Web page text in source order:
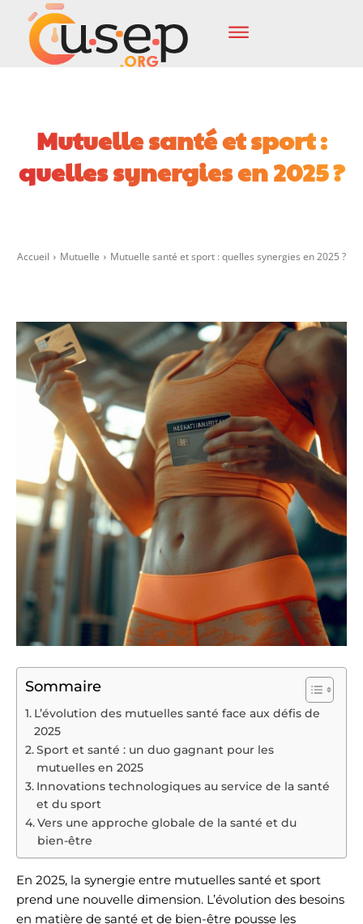
Mutuelle santé et sport :
quelles synergies en 2025 ?
Accueil Mutuelle Mutuelle santé et sport : quelles synergies en 2025 ?
Sommaire
L’évolution des mutuelles santé face aux défis de
2025
Sport et santé : un duo gagnant pour les
mutuelles en 2025
Innovations technologiques au service de la santé
et du sport
Vers une approche globale de la santé et du
bien-être
En 2025, la synergie entre mutuelles santé et sport
prend une nouvelle dimension. L’évolution des besoins
en matière de santé et de bien-être pousse les